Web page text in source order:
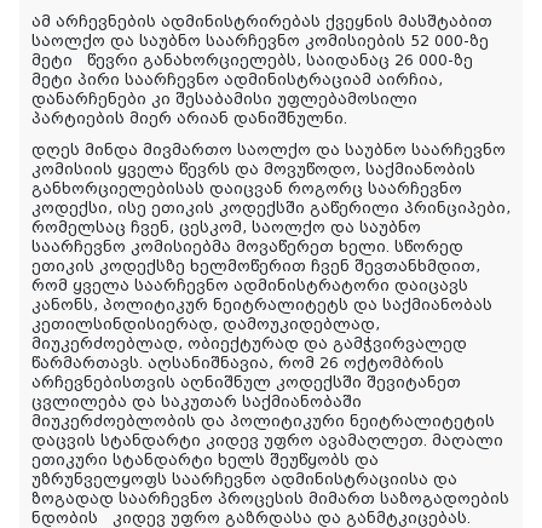
ამ არჩევნების ადმინისტრირებას ქვეყნის მასშტაბით
საოლქო და საუბნო საარჩევნო კომისიების 52 000-ზე
მეტი
წევრი განახორციელებს, საიდანაც 26 000-ზე
მეტი პირი საარჩევნო ადმინისტრაციამ აირჩია,
დანარჩენები კი შესაბამისი უფლებამოსილი
პარტიების მიერ არიან დანიშნულნი.
დღეს მინდა მივმართო საოლქო და საუბნო საარჩევნო
კომისიის ყველა წევრს და მოვუწოდო, საქმიანობის
განხორციელებისას დაიცვან როგორც საარჩევნო
კოდექსი, ისე ეთიკის კოდექსში გაწერილი პრინციპები,
რომელსაც ჩვენ, ცესკომ, საოლქო და საუბნო
საარჩევნო კომისიებმა მოვაწერეთ ხელი. სწორედ
ეთიკის კოდექსზე ხელმოწერით ჩვენ შევთანხმდით,
რომ ყველა საარჩევნო ადმინისტრატორი დაიცავს
კანონს, პოლიტიკურ ნეიტრალიტეტს და საქმიანობას
კეთილსინდისიერად, დამოუკიდებლად,
მიუკერძოებლად, ობიექტურად და გამჭვირვალედ
წარმართავს. აღსანიშნავია, რომ 26 ოქტომბრის
არჩევნებისთვის აღნიშნულ კოდექსში შევიტანეთ
ცვლილება და საკუთარ საქმიანობაში
მიუკერძოებლობის და პოლიტიკური ნეიტრალიტეტის
დაცვის სტანდარტი კიდევ უფრო ავამაღლეთ. მაღალი
ეთიკური სტანდარტი ხელს შეუწყობს და
უზრუნველყოფს საარჩევნო ადმინისტრაციისა და
ზოგადად საარჩევნო პროცესის მიმართ საზოგადოების
ნდობის
კიდევ უფრო გაზრდასა და განმტკიცებას.